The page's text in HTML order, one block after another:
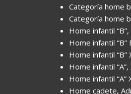
Categoría home
Categoría home
Home infantil
Home infantil
Home infantil
Home infantil
Home infantil “A”
Home cadete,